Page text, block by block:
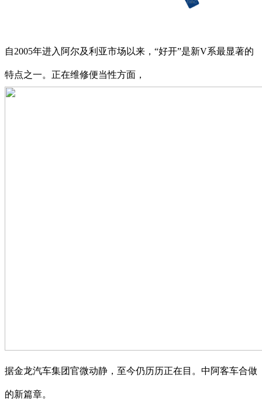
自2005年进入阿尔及利亚市场以来，“好开”是新V系最显著的
特点之一。正在维修便当性方面，
据金龙汽车集团官微动静，至今仍历历正在目。中阿客车合做
的新篇章。